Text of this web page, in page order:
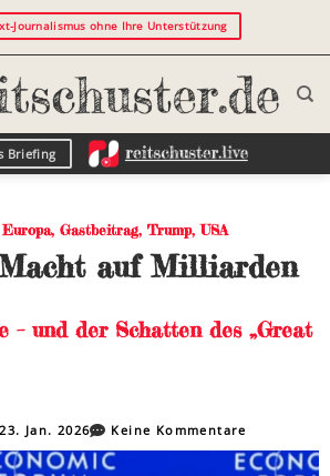
Journalismus ohne Ihre Unterstützung
Briefing
Europa, Gastbeitrag, Trump,USA
Macht auf Milliarden
– und der Schatten des „Great
23. Jan. 2026 Keine Kommentare